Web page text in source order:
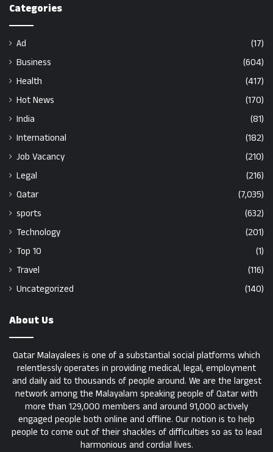
Categories
Ad
(17)
Business
(604)
Health
(417)
Hot News
(170)
India
(81)
International
(182)
Job Vacancy
(210)
Legal
(216)
Qatar
(7,035)
sports
(632)
Technology
(201)
Top 10
(1)
Travel
(116)
Uncategorized
(140)
About Us
Qatar Malayalees is one of a substantial social platforms which
relentlessly operates in providing medical, legal, employment
and daily aid to thousands of people around. We are the largest
network among the Malayalam speaking people of Qatar with
more than 129,000 members and around 91,000 actively
engaged people both online and offline. Our notion is to help
people to come out of their shackles of difficulties so as to lead
harmonious and cordial lives.